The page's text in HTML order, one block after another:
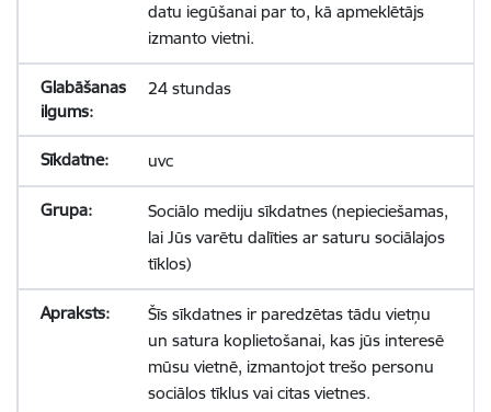
datu iegūšanai par to, kā apmeklētājs
izmanto vietni.
24 stundas
uvc
Sociālo mediju sīkdatnes (nepieciešamas,
lai Jūs varētu dalīties ar saturu sociālajos
tīklos)
Šīs sīkdatnes ir paredzētas tādu vietņu
un satura koplietošanai, kas jūs interesē
mūsu vietnē, izmantojot trešo personu
sociālos tīklus vai citas vietnes.